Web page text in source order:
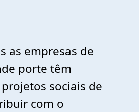
as empresas de
porte têm
sociais de
com o